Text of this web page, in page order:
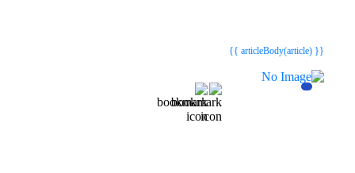
{{ articleBody(article) }}